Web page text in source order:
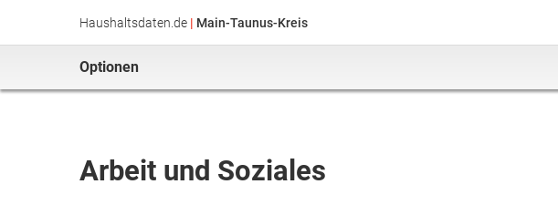
Haushaltsdaten.de | Main-Taunus-Kreis
Optionen
Arbeit und Soziales